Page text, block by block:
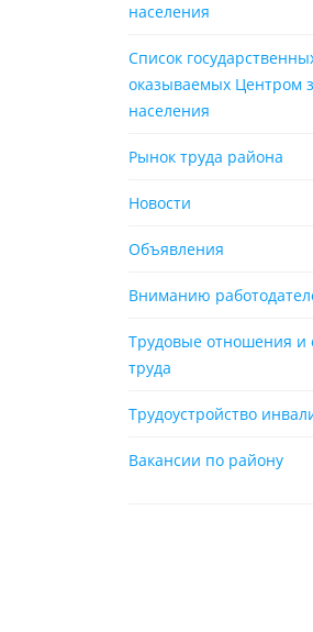
населения
Список
оказываемых Центром
населения
Рынок труда района
Новости
Объявления
Вниманию
Трудовые отношения и
труда
Трудоустройство
Вакансии по району